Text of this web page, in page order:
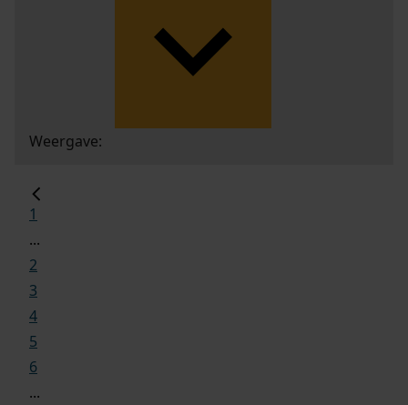
Weergave:
1
...
2
3
4
5
6
...